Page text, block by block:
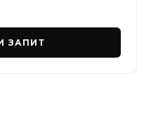
ЗАПИТ